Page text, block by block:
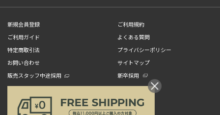
新規会員登録
ご利用規約
ご利用ガイド
よくある質問
特定商取引法
プライバシーポリシー
お問い合わせ
サイトマップ
販売スタッフ中途採用
新卒採用